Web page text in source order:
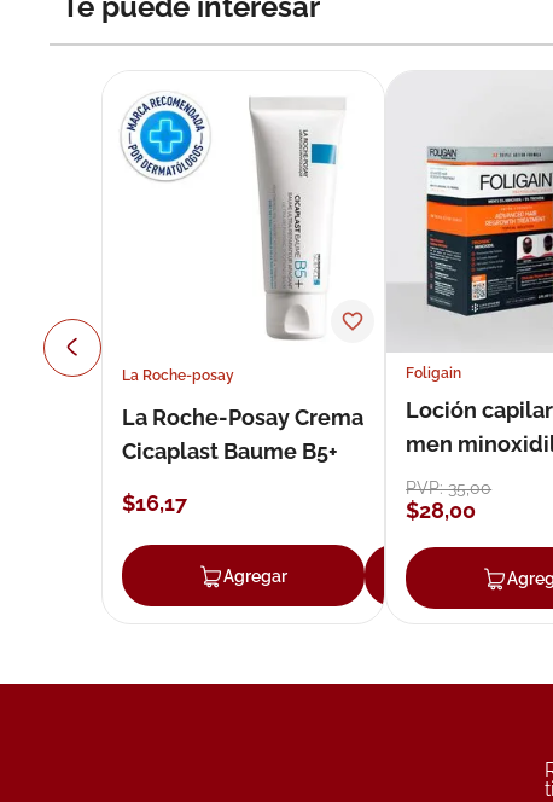
La Roche-posay
La Roche-Posay Crema
Cicaplast Baume B5+
$16,17
Agregar Agregar
Foligain
Loción
men
loción 59 ml
PVP:35,00
$28,00